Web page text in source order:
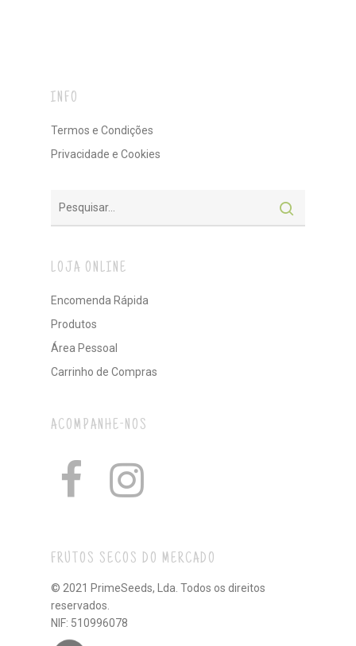
INFO
Termos e Condições
Privacidade e Cookies
LOJA ONLINE
Encomenda Rápida
Produtos
Área Pessoal
Carrinho de Compras
ACOMPANHE-NOS
FRUTOS SECOS DO MERCADO
© 2021 PrimeSeeds, Lda. Todos os direitos
reservados.
NIF: 510996078